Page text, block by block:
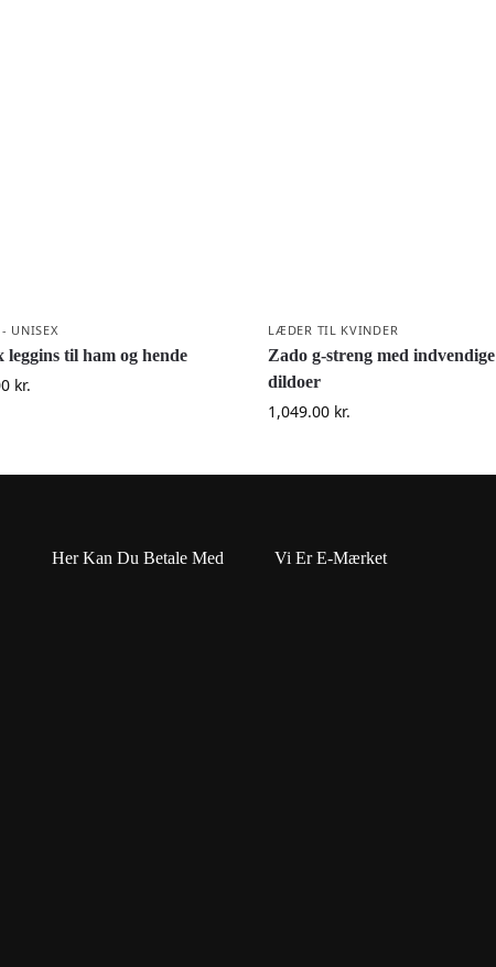
- UNISEX
leggins til ham og hende
kr.
LÆDER TIL KVINDER
Zado g-streng med indvendige
dildoer
1,049.00 kr.
Her Kan Du Betale Med Vi Er E-Mærket